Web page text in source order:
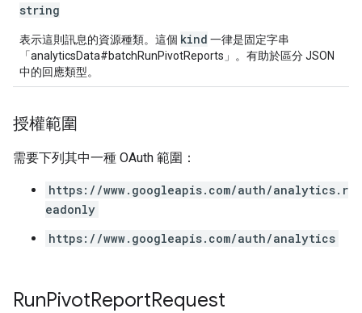
string
表示這則訊息的資源種類。這個 kind 一律是固定字串
「analyticsData#batchRunPivotReports」。有助於區分 JSON
中的回應類型。
授權範圍
需要下列其中一種 OAuth 範圍：
https://www.googleapis.com/auth/analytics.r
eadonly
https://www.googleapis.com/auth/analytics
RunPivotReportRequest